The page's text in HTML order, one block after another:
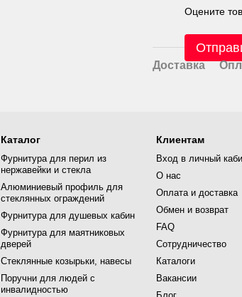
Оцените
Доставка
Каталог
Фурнитура для перил из
нержавейки и стекла
Алюминиевый профиль для
стеклянных ограждений
Фурнитура для душевых кабин
Фурнитура для маятниковых
дверей
Стеклянные козырьки, навесы
Поручни для людей с
инвалидностью
Клиентам
Вход в личный
О нас
Оплата и доставка
Обмен и возврат
FAQ
Сотрудничество
Каталоги
Вакансии